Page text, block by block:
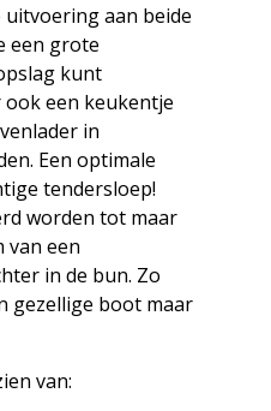
aan beide
een grote
kunt
een keukentje
in
Een optimale
tendersloep!
worden tot maar
van een
in de bun. Zo
gezellige boot maar
van: